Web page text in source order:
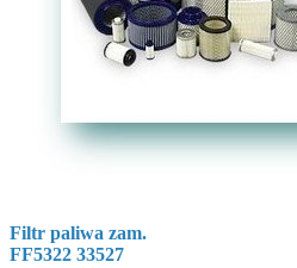
Filtr paliwa zam.
FF5322 33527